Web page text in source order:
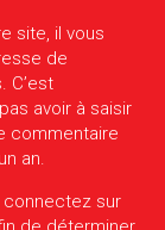
site, il vous
de
C’est
avoir à saisir
commentaire
an.
connectez sur